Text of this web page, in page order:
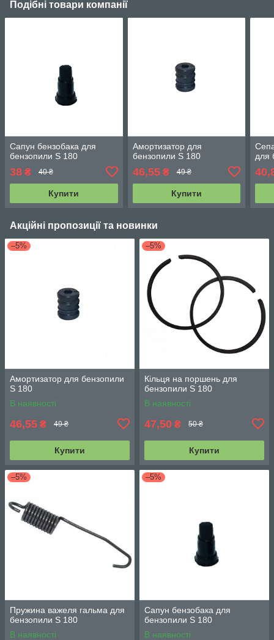
Подібні товари компанії
Сапун бензобака для
бензопили S 180
38 ₴ 40 ₴
Купити
Амортизатор для
бензопили S 180
46,55₴ 49 ₴
Купити
для
Акційні пропозиції та новинки
–5%
Амортизатор для бензопили
S 180
В наявності
46,55 ₴ 49 ₴
Купити
–5%
Кільця на поршень для
бензопили S 180
В наявності
47,50 ₴ 50 ₴
Купити
–5%
Пружина важеля гальма для
бензопили S 180
В наявності
–5%
Сапун бензобака для
бензопили S 180
В наявності